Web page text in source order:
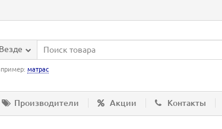
Везде
матрас
Производители Акции Контакты